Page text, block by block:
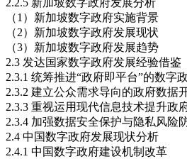
2.2.5 新加坡数字政府发展分析
（1）新加坡数字政府实施背景
（2）新加坡数字政府发展现状
（3）新加坡数字政府发展趋势
2.3 发达国家数字政府发展经验借鉴
2.3.1 统筹推进“政府即平台”的数字
2.3.2 建立公众需求导向的政府数据
2.3.3 重视运用现代信息技术提升政
2.3.4 加强数据安全保护与隐私风险
2.4 中国数字政府发展现状分析
2.4.1 中国数字政府建设机制改革